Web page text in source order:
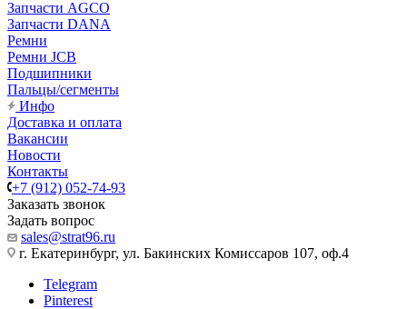
Запчасти AGCO
Запчасти DANA
Ремни
Ремни JCB
Подшипники
Пальцы/сегменты
Инфо
Доставка и оплата
Вакансии
Новости
Контакты
+7 (912) 052-74-93
Заказать звонок
Задать вопрос
sales@strat96.ru
г. Екатеринбург, ул. Бакинских Комиссаров 107, оф.4
Telegram
Pinterest